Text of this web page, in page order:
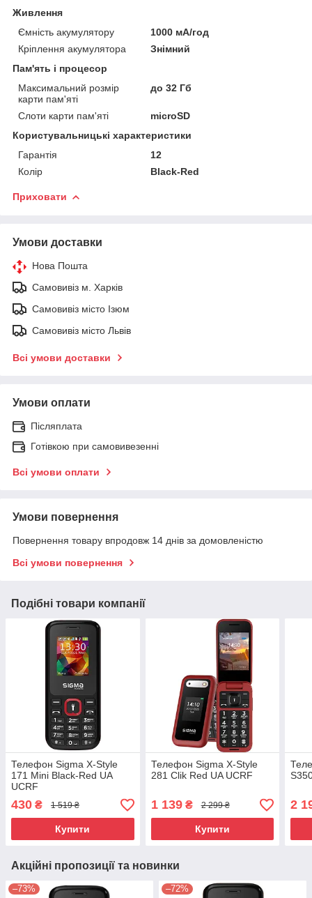
Живлення
Ємність акумулятору
1000 мА/год
Кріплення акумулятора
Знімний
Пам'ять і процесор
Максимальний розмір
карти пам'яті
до 32 Гб
Слоти карти пам'яті
microSD
Користувальницькі характеристики
Гарантія
12
Колір
Black-Red
Приховати
Умови доставки
Нова Пошта
Самовивіз м. Харків
Самовивіз місто Ізюм
Самовивіз місто Львів
Всі умови доставки
Умови оплати
Післяплата
Готівкою при самовивезенні
Всі умови оплати
Умови повернення
Повернення товару впродовж 14 днів за домовленістю
Всі умови повернення
Подібні товари компанії
Телефон Sigma X-Style
171 Mini Black-Red UA
UCRF
430 ₴ 1 519 ₴
Купити
Телефон Sigma X-Style
281 Clik Red UA UCRF
1 139₴ 2 299 ₴
Купити
2
Акційні пропозиції та новинки
–73% –72%